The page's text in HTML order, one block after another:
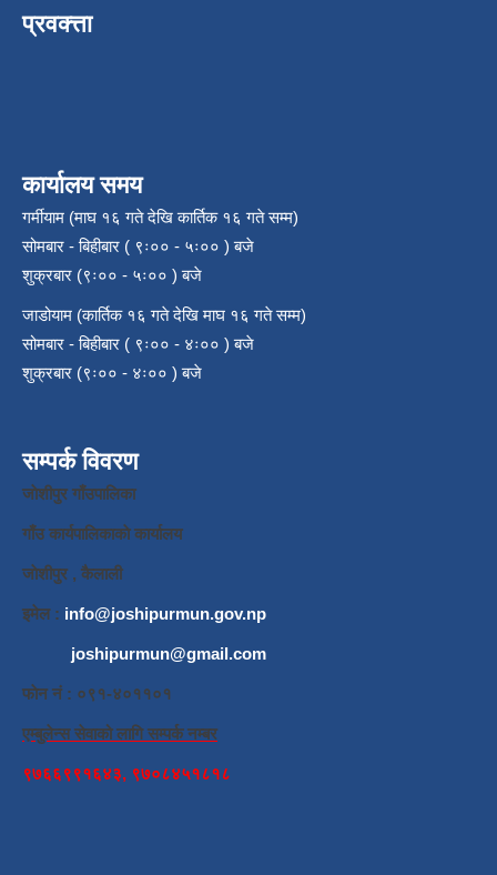
प्रवक्त्ता
कार्यालय समय
गर्मीयाम (माघ १६ गते देखि कार्तिक १६ गते सम्म)
सोमबार - बिहीबार ( ९ः०० - ५ः०० ) बजे
शुक्रबार (९ः०० - ५ः०० ) बजे
जाडोयाम (कार्तिक १६ गते देखि माघ १६ गते सम्म)
सोमबार - बिहीबार ( ९ः०० - ४ः०० ) बजे
शुक्रबार (९ः०० - ४ः०० ) बजे
सम्पर्क विवरण
जाेशीपुर गाँउपालिका
गाँउ कार्यपालिकाकाे कार्यालय
जाेशीपुर , कैलाली
इमेल : info@joshipurmun.gov.np
joshipurmun@gmail.com
फाेन नं : ०९१-४०११०१
एम्बुलेन्स सेवाको लागि सम्पर्क नम्बर
९७६६९९१६४३, ९७०८४५१८१८